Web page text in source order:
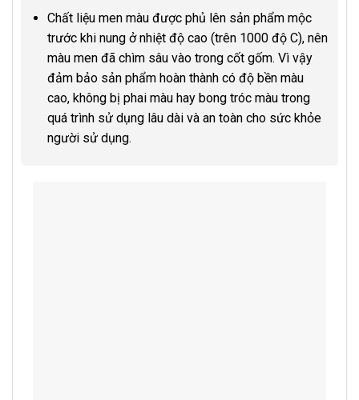
Chất liệu men màu được phủ lên sản phẩm mộc
trước khi nung ở nhiệt độ cao (trên 1000 độ C), nên
màu men đã chìm sâu vào trong cốt gốm. Vì vậy
đảm bảo sản phẩm hoàn thành có độ bền màu
cao, không bị phai màu hay bong tróc màu trong
quá trình sử dụng lâu dài và an toàn cho sức khỏe
người sử dụng.